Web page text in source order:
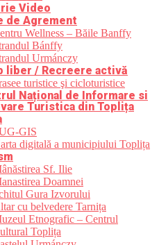
Video
de Agrement
Wellness – Băile Banffy
Bánffy
Urmánczy
liber / Recreere activă
turistice şi cicloturistice
Național de Informare si
Turistica din Toplița
GIS
digitală a municipiului Toplița
Sf. Ilie
Doamnei
Gura Izvorului
cu belvedere Tarnița
Etnografic – Centrul
Toplița